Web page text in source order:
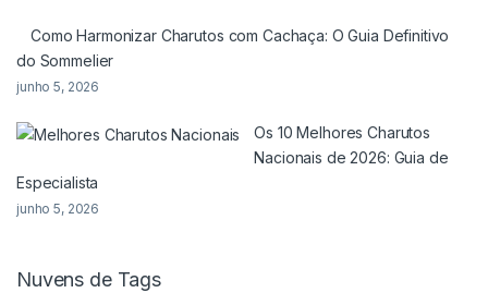
Como Harmonizar Charutos com Cachaça: O Guia Definitivo
do Sommelier
junho 5, 2026
Os 10 Melhores Charutos
Nacionais de 2026: Guia de
Especialista
junho 5, 2026
Nuvens de Tags